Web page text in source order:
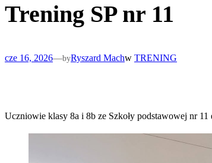
Trening SP nr 11
cze 16, 2026—byRyszard Machw TRENING
Uczniowie klasy 8a i 8b ze Szkoły podstawowej nr